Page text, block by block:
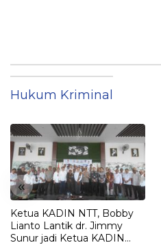
Hukum Kriminal
«
Ketua KADIN NTT, Bobby
Lianto Lantik dr. Jimmy
Sunur jadi Ketua KADIN